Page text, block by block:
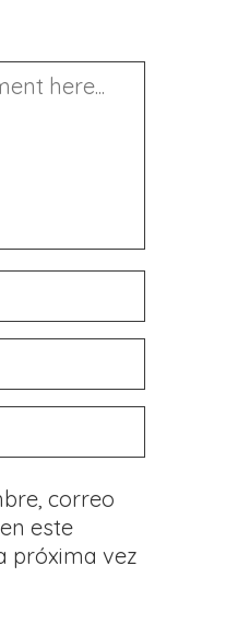
correo
este
próxima vez